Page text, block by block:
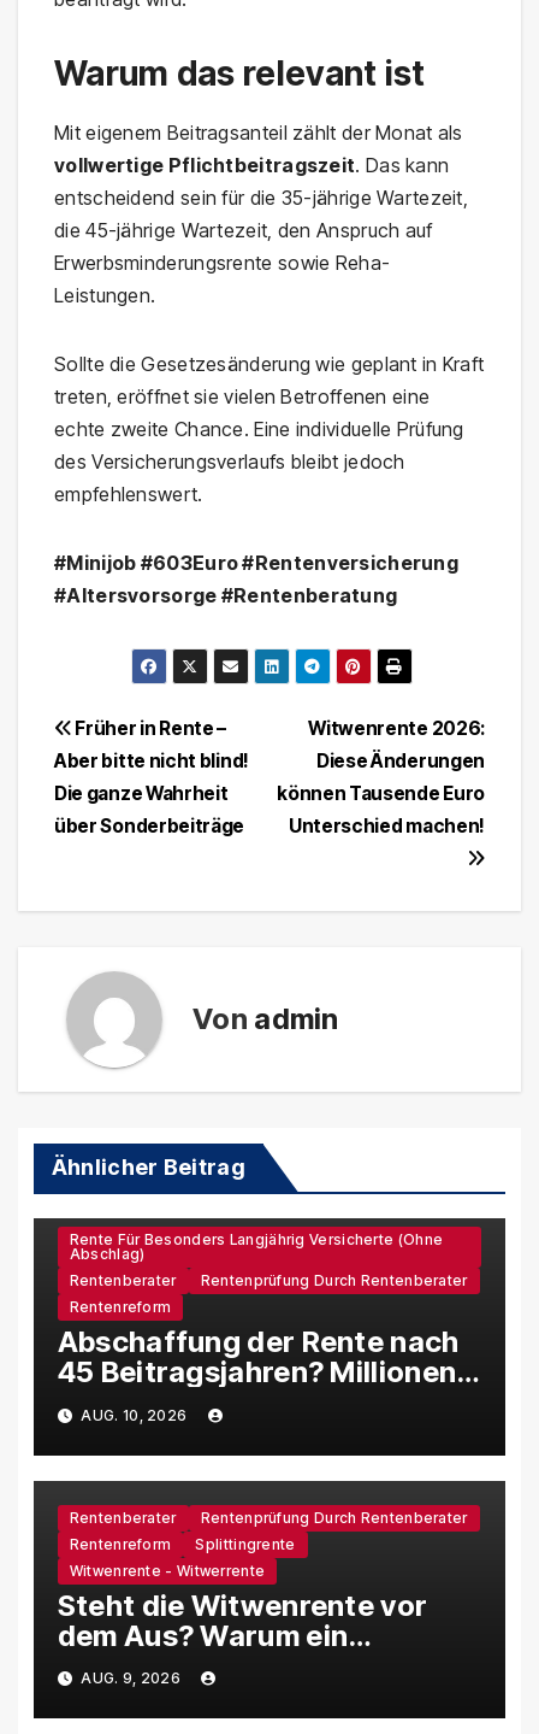
Warum das relevant ist
Mit eigenem Beitragsanteil zählt der Monat als
vollwertige Pflichtbeitragszeit. Das kann
entscheidend sein für die 35-jährige Wartezeit,
die 45-jährige Wartezeit, den Anspruch auf
Erwerbsminderungsrente sowie Reha-
Leistungen.
Sollte die Gesetzesänderung wie geplant in Kraft
treten, eröffnet sie vielen Betroffenen eine
echte zweite Chance. Eine individuelle Prüfung
des Versicherungsverlaufs bleibt jedoch
empfehlenswert.
#Minijob #603Euro #Rentenversicherung
#Altersvorsorge #Rentenberatung
BeitragsnavigationWitwenrente 2026:
Diese Änderungen
können Tausende Euro
Unterschied machen!
Früher in Rente –
Aber bitte nicht blind!
Die ganze Wahrheit
über Sonderbeiträge
Von admin
Ähnlicher Beitrag
Rente Für Besonders Langjährig Versicherte (ohne
Abschlag)
Rentenberater
Rentenprüfung Durch Rentenberater
Rentenreform
Abschaffung der Rente nach
45 Beitragsjahren? Millionen
Arbeitnehmer wären
betroffen
AUG. 10, 2026
Rentenberater
Rentenprüfung Durch Rentenberater
Rentenreform
Splittingrente
Witwenrente - Witwerrente
Steht die Witwenrente vor
dem Aus? Warum ein
Rentensplitting nicht immer
die bessere Lösung ist
AUG. 9, 2026